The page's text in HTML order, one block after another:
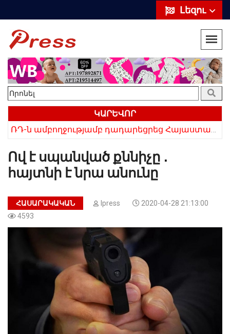
Լեզու
ԿԱՐԵՎՈՐ
Ով է սպանված քննիչը ․
հայտնի է նրա անունը
ՀԱՍԱՐԱԿԱԿԱՆ Ipress
2020-04-28 21:13:00
4593